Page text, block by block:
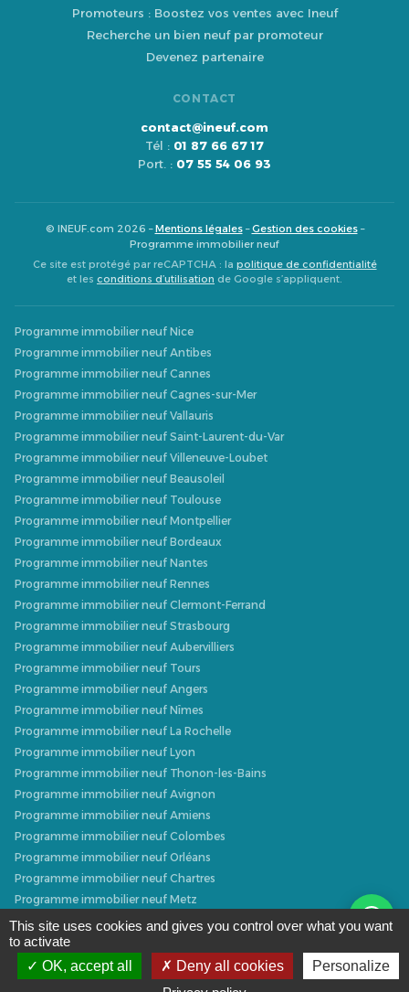
Promoteurs : Boostez vos ventes avec Ineuf
Recherche un bien neuf par promoteur
Devenez partenaire
CONTACT
contact@ineuf.com
Tél : 01 87 66 67 17
Port. : 07 55 54 06 93
© INEUF.com 2026 –Mentions légales–Gestion des cookies–
Programme immobilier neuf
Ce site est protégé par reCAPTCHA : la politique de confidentialité
et les conditions d’utilisation de Google s’appliquent.
Programme immobilier neuf Nice
Programme immobilier neuf Antibes
Programme immobilier neuf Cannes
Programme immobilier neuf Cagnes-sur-Mer
Programme immobilier neuf Vallauris
Programme immobilier neuf Saint-Laurent-du-Var
Programme immobilier neuf Villeneuve-Loubet
Programme immobilier neuf Beausoleil
Programme immobilier neuf Toulouse
Programme immobilier neuf Montpellier
Programme immobilier neuf Bordeaux
Programme immobilier neuf Nantes
Programme immobilier neuf Rennes
Programme immobilier neuf Clermont-Ferrand
Programme immobilier neuf Strasbourg
Programme immobilier neuf Aubervilliers
Programme immobilier neuf Tours
Programme immobilier neuf Angers
Programme immobilier neuf Nîmes
Programme immobilier neuf La Rochelle
Programme immobilier neuf Lyon
Programme immobilier neuf Thonon-les-Bains
Programme immobilier neuf Avignon
Programme immobilier neuf Amiens
Programme immobilier neuf Colombes
Programme immobilier neuf Orléans
Programme immobilier neuf Chartres
Programme immobilier neuf Metz
Programme immobilier neuf Caen
Programme immobilier neuf Dijon
Programme immobilier neuf Villeurbanne
Programme immobilier neuf Narbonne
This site uses cookies and gives you control over what you want
to activate
OK, accept all
Deny all cookies
Personalize